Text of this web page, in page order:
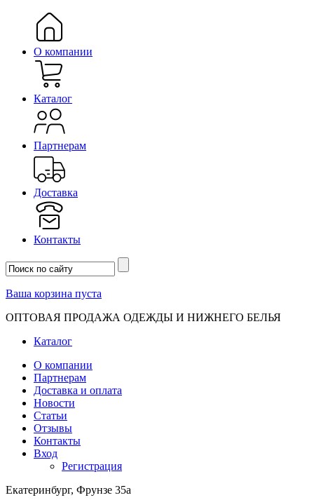
О компании
Каталог
Партнерам
Доставка
Контакты
Ваша корзина пуста
ОПТОВАЯ ПРОДАЖА ОДЕЖДЫ И НИЖНЕГО БЕЛЬЯ
Каталог
О компании
Партнерам
Доставка и оплата
Новости
Статьи
Отзывы
Контакты
Вход
Регистрация
Екатеринбург, Фрунзе 35а